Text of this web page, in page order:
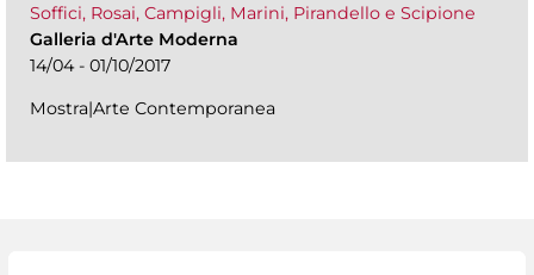
Soffici, Rosai, Campigli, Marini, Pirandello e Scipione
Galleria d'Arte Moderna
14/04 - 01/10/2017
Mostra|Arte Contemporanea